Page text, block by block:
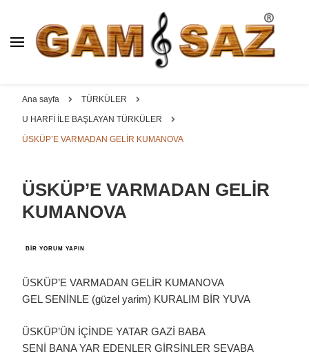
BAĞLAMA İMALAT / SATIŞ
YAPRAK || ELEKTRO ||
ÖZEL BAĞLAMA İMALAT /
SATIŞ
Padok, Kompozit, Mat, Divan, Çöğür, Cura, Solak, Dede,
Oyma ve yaprak sazlar, özel imalat bağlamalar
Ana sayfa TÜRKÜLER
U HARFİ İLE BAŞLAYAN TÜRKÜLER
ÜSKÜP’E VARMADAN GELİR KUMANOVA
ÜSKÜP’E VARMADAN GELİR
KUMANOVA
ÜSKÜP’E
KUMANOVA
BIR YORUM YAPIN
ÜSKÜP’E VARMADAN GELİR KUMANOVA
GEL SENİNLE (güzel yarim) KURALIM BİR YUVA
ÜSKÜP’ÜN İÇİNDE YATAR GAZİ BABA
SENİ BANA YAR EDENLER GİRSİNLER SEVABA